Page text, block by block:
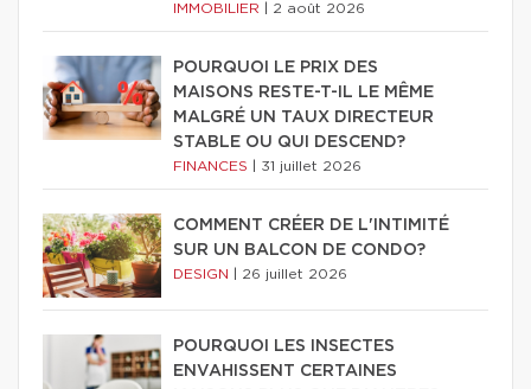
IMMOBILIER 2 août 2026
POURQUOI LE PRIX DES
MAISONS RESTE-T-IL LE MÊME
MALGRÉ UN TAUX DIRECTEUR
STABLE OU QUI DESCEND?
FINANCES 31 juillet 2026
COMMENT CRÉER DE L'INTIMITÉ
SUR UN BALCON DE CONDO?
DESIGN 26 juillet 2026
POURQUOI LES INSECTES
ENVAHISSENT CERTAINES